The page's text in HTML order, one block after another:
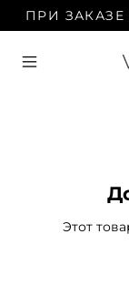
ПРИ ЗАКАЗЕ
Этот